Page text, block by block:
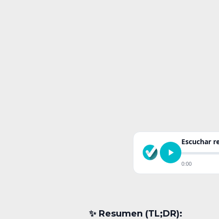
Escuchar
0:00
✨︎ Resumen (TL;DR):